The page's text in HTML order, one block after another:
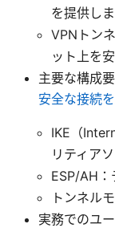
を提供しま
VPNトン
ット上を
主要な構成
安全な接続
IKE（
リティア
ESP/AH
トンネル
実務でのユ